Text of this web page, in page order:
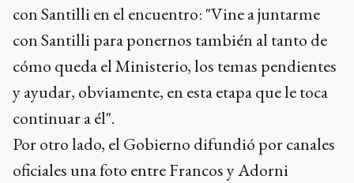
con Santilli en el encuentro: "Vine a juntarme
con Santilli para ponernos también al tanto de
cómo queda el Ministerio, los temas pendientes
y ayudar, obviamente, en esta etapa que le toca
continuar a él".
Por otro lado, el Gobierno difundió por canales
oficiales una foto entre Francos y Adorni